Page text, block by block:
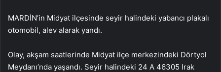
MARDİN’in Midyat ilçesinde seyir halindeki yabancı plakalı
otomobil, alev alarak yandı.
Olay, akşam saatlerinde Midyat ilçe merkezindeki Dörtyol
Meydanı’nda yaşandı. Seyir halindeki 24 A 46305 Irak